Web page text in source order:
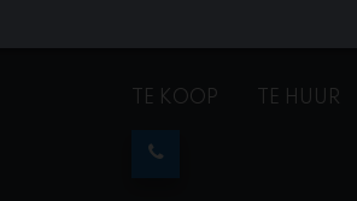
TE KOOP TE HUUR